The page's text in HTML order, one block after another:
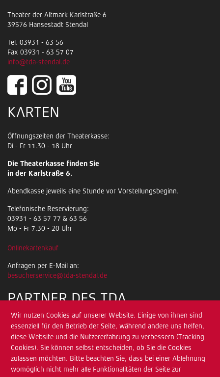
Theater der Altmark Karlstraße 6
39576 Hansestadt Stendal
Tel. 03931 - 63 56
Fax 03931 - 63 57 07
info@tda-stendal.de
KARTEN
Öffnungszeiten der Theaterkasse:
Di - Fr 11.30 - 18 Uhr
Die Theaterkasse finden Sie
in der Karlstraße 6.
Abendkasse jeweils eine Stunde vor Vorstellungsbeginn.
Telefonische Reservierung:
03931 - 63 57 77 & 63 56
Mo - Fr 7.30 - 20 Uhr
Onlinekartenkauf
Anfragen per E-Mail an:
besucherservice@tda-stendal.de
PARTNER DES TDA
Wir nutzen Cookies auf unserer Website. Einige von ihnen sind
essenziell für den Betrieb der Seite, während andere uns helfen,
diese Website und die Nutzererfahrung zu verbessern (Tracking
Cookies). Sie können selbst entscheiden, ob Sie die Cookies
zulassen möchten. Bitte beachten Sie, dass bei einer Ablehnung
womöglich nicht mehr alle Funktionalitäten der Seite zur